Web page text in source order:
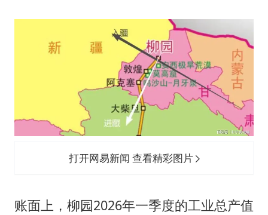
打开网易新闻 查看精彩图片
账面上，柳园2026年一季度的工业总产值